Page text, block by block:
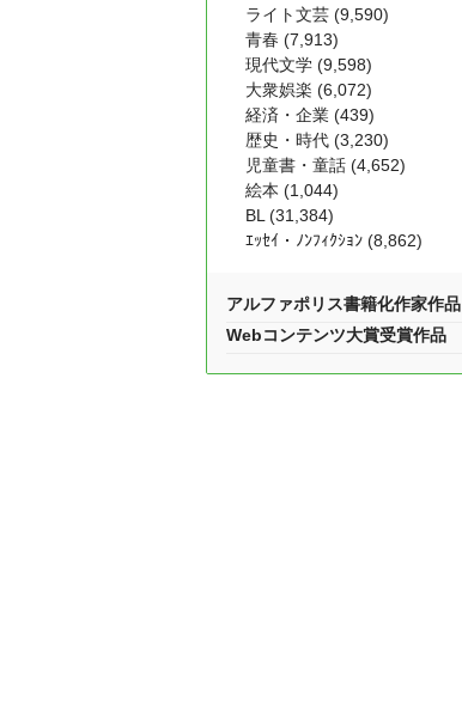
ライト文芸 (9,590)
青春 (7,913)
現代文学 (9,598)
大衆娯楽 (6,072)
経済・企業 (439)
歴史・時代 (3,230)
児童書・童話 (4,652)
絵本 (1,044)
BL (31,384)
ｴｯｾｲ・ﾉﾝﾌｨｸｼｮﾝ (8,862)
アルファポリス書籍化作家作品
Webコンテンツ大賞受賞作品